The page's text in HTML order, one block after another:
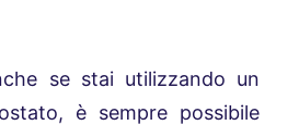
se stai utilizzando un
è sempre possibile